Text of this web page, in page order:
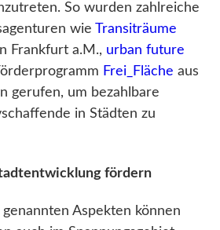
So wurden zahlreiche
wie Transiträume
Frankfurt a.M., urban future
Frei_Fläche aus
gerufen, um bezahlbare
in Städten zu
fördern
Aspekten können